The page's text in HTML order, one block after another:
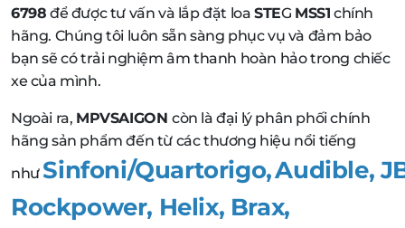
6798 để được tư vấn và lắp đặt loaSTEG MSS1 chính
hãng. Chúng tôi luôn sẵn sàng phục vụ và đảm bảo
bạn sẽ có trải nghiệm âm thanh hoàn hảo trong chiếc
xe của mình.
Ngoài ra, MPVSAIGON còn là đại lý phân phối chính
hãng sản phẩm đến từ các thương hiệu nổi tiếng
như Sinfoni/Quartorigo,Audible,
Rockpower, Helix, Brax,